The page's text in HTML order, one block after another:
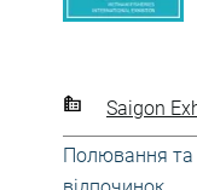
Saigon
Полювання та